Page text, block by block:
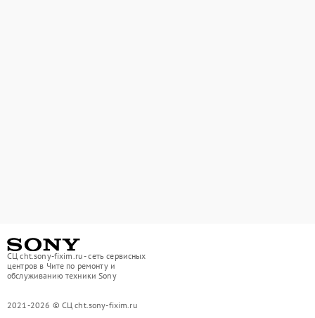
СЦ cht.sony-fixim.ru - сеть сервисных
центров в Чите по ремонту и
обслуживанию техники Sony
2021-2026 © СЦ cht.sony-fixim.ru